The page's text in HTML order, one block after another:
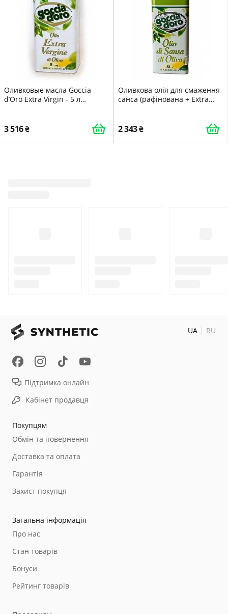
Оливковые масла Goccia
d’Oro Extra Virgin - 5 л
3 516
Оливкова олія для смаження
санса (рафінована + Extra
2 343
Покупцям
Обмін та повернення
Доставка та оплата
Гарантія
Захист покупця
Загальна інформація
Про нас
Стан товарів
Бонуси
Рейтинг товарів
Підтримка онлайн
Кабінет продавця
UA RU